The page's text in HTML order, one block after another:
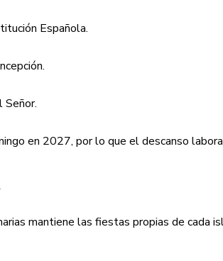
Española.
Señor.
en 2027, por lo que el descanso
mantiene las fiestas propias de